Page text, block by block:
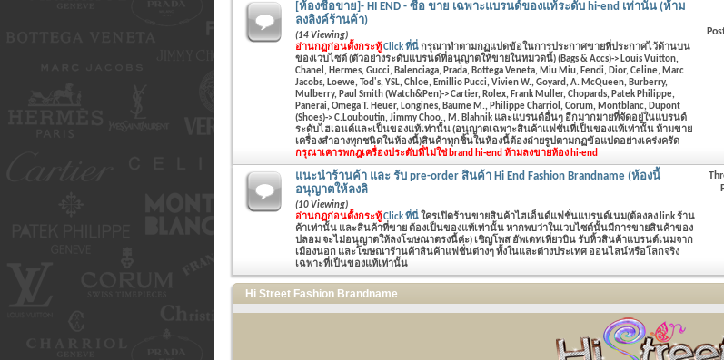
[ห้องซื้อขาย]- HI END - ซื้อ ขาย เฉพาะแบรนด์ของแท้ระดับ hi-end เท่านั้น (ห้าม
ลงลิงค์ร้านค้า)
(14 Viewing)
อ่านกฏก่อนตั้งกระทู้Click ที่นี่ กรุณาทำตามกฏแปดข้อในการประกาศขายที่ประกาศไว้ด้านบน
ของเวบไซต์ (ตัวอย่างระดับแบรนด์ที่อนุญาตให้ขายในหมวดนี้) (Bags & Accs)-> Louis Vuitton,
Chanel, Hermes, Gucci, Balenciaga, Prada, Bottega Veneta, Miu Miu, Fendi, Dior, Celine, Marc
Jacobs, Loewe, Tod's, YSL, Chloe, Emillio Pucci, Vivien W., Goyard, A. McQueen, Burberry,
Mulberry, Paul Smith (Watch&Pen)-> Cartier, Rolex, Frank Muller, Chopards, Patek Philippe,
Panerai, Omega T. Heuer, Longines, Baume M., Philippe Charriol, Corum, Montblanc, Dupont
(Shoes)-> C.Louboutin, Jimmy Choo., M. Blahnik และแบรนด์อื่นๆ อีกมากมายที่จัดอยู่ในแบรนด์
ระดับไฮเอนด์และเป็นของแท้เท่านั้น (อนุญาตเฉพาะสินค้าแฟชั่นที่เป็นของแท้เท่านั้น ห้ามขาย
เครื่องสำอางทุกชนิดในห้องนี้)สินค้าทุกชิ้นในห้องนี้ต้องถ่ายรูปตามกฏข้อแปดอย่างเคร่งครัด
กรุณาเคารพกฎเครื่องประดับที่ไม่ใช่ brand hi-end ห้ามลงขายห้อง hi-end
แนะนำร้านค้า และ รับ pre-order สินค้า Hi End Fashion Brandname (ห้องนี้
อนุญาตให้ลงลิ
(10 Viewing)
อ่านกฏก่อนตั้งกระทู้Click ที่นี่ ใครเปิดร้านขายสินค้าไฮเอ็นด์แฟชั่นแบรนด์เนม(ต้องลง link ร้าน
ค้าเท่านั้น และสินค้าที่ขาย ต้องเป็นของแท้เท่านั้น หากพบว่าในเวบไซต์นั้นมีการขายสินค้าของ
ปลอม จะไม่อนุญาตให้ลงโฆษณาตรงนี้ค่ะ) เชิญโพส อัพเดทเที่ยวบิน รับหิ้วสินค้าแบรนด์เนมจาก
เมืองนอก และโฆษณาร้านค้าสินค้าแฟชั่นต่างๆ ทั้งในและต่างประเทศ ออนไลน์หรือโลกจริง
เฉพาะที่เป็นของแท้เท่านั้น
Hi Street Fashion Brandname